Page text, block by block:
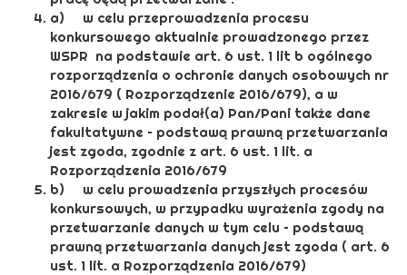
a) w celu przeprowadzenia procesu
konkursowego aktualnie prowadzonego przez
WSPR na podstawie art. 6 ust. 1 lit b ogólnego
rozporządzenia o ochronie danych osobowych nr
2016/679 ( Rozporządzenie 2016/679), a w
zakresie w jakim podał(a) Pan/Pani także dane
fakultatywne – podstawą prawną przetwarzania
jest zgoda, zgodnie z art. 6 ust. 1 lit. a
Rozporządzenia 2016/679
b) w celu prowadzenia przyszłych procesów
konkursowych, w przypadku wyrażenia zgody na
przetwarzanie danych w tym celu – podstawą
prawną przetwarzania danych jest zgoda ( art. 6
ust. 1 lit. a Rozporządzenia 2016/679)